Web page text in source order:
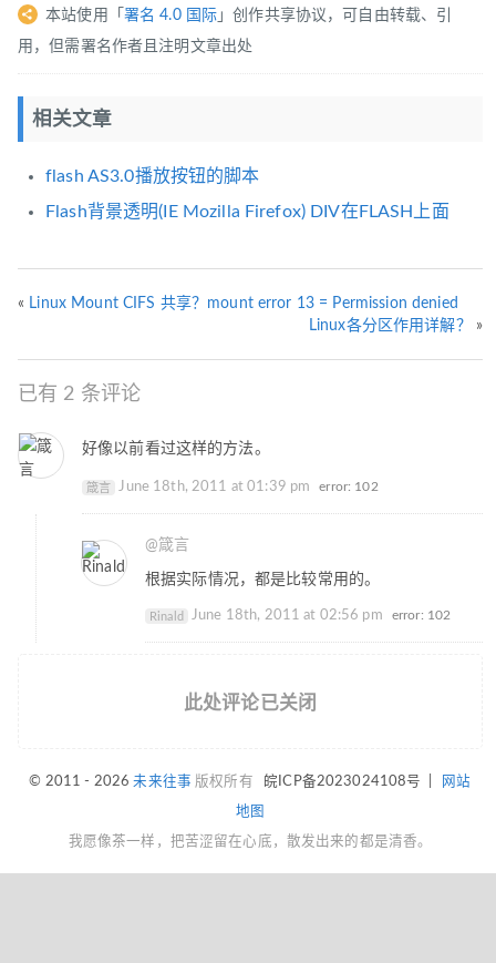
本站使用「 署名 4.0 国际 」创作共享协议，可自由转载、引
用，但需署名作者且注明文章出处
相关文章
flash AS3.0播放按钮的脚本
Flash背景透明(IE Mozilla Firefox) DIV在FLASH上面
« Linux Mount CIFS 共享？mount error 13 = Permission denied
Linux各分区作用详解？
»
已有 2 条评论
好像以前看过这样的方法。
箴言 June 18th, 2011 at 01:39 pm error: 102
@箴言
根据实际情况，都是比较常用的。
Rinald June 18th, 2011 at 02:56 pm error: 102
此处评论已关闭
© 2011 - 2026未来往事 版权所有 皖ICP备2023024108号 网站
地图
我愿像茶一样，把苦涩留在心底，散发出来的都是清香。